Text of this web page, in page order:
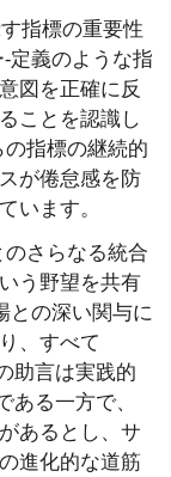
指標の重要性
定義のような指
図を正確に反
ことを認識し
指標の継続的
が倦怠感を防
います。
さらなる統合
う野望を共有
との深い関与に
、すべて
助言は実践的
る一方で、
あるとし、サ
進化的な道筋